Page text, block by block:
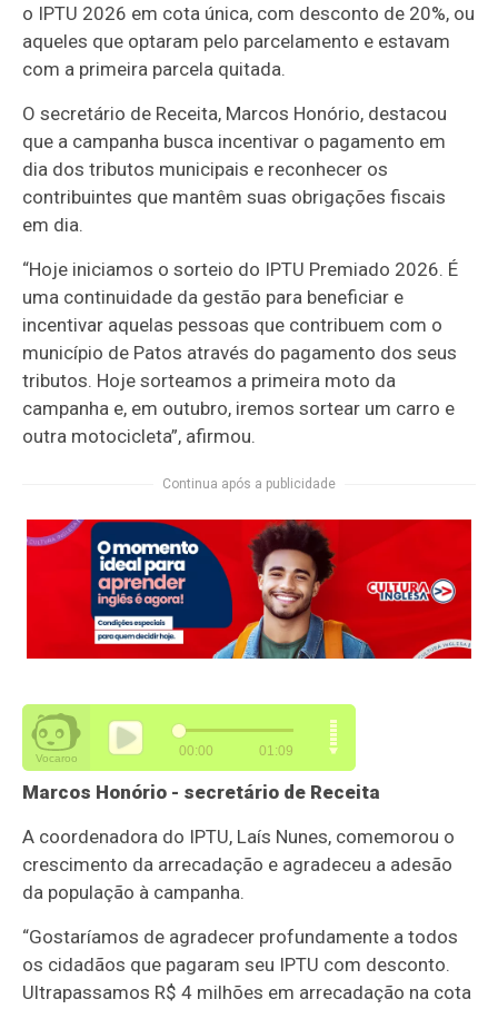
o IPTU 2026 em cota única, com desconto de 20%, ou
aqueles que optaram pelo parcelamento e estavam
com a primeira parcela quitada.
O secretário de Receita, Marcos Honório, destacou
que a campanha busca incentivar o pagamento em
dia dos tributos municipais e reconhecer os
contribuintes que mantêm suas obrigações fiscais
em dia.
“Hoje iniciamos o sorteio do IPTU Premiado 2026. É
uma continuidade da gestão para beneficiar e
incentivar aquelas pessoas que contribuem com o
município de Patos através do pagamento dos seus
tributos. Hoje sorteamos a primeira moto da
campanha e, em outubro, iremos sortear um carro e
outra motocicleta”, afirmou.
Continua após a publicidade
Marcos Honório - secretário de Receita
A coordenadora do IPTU, Laís Nunes, comemorou o
crescimento da arrecadação e agradeceu a adesão
da população à campanha.
“Gostaríamos de agradecer profundamente a todos
os cidadãos que pagaram seu IPTU com desconto.
Ultrapassamos R$ 4 milhões em arrecadação na cota